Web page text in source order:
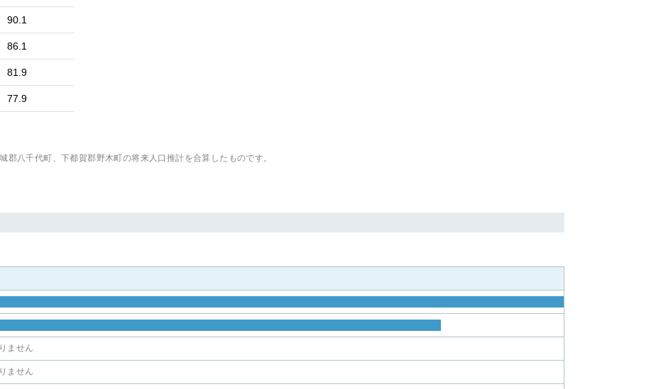
90.1
86.1
81.9
77.9
郡八千代町、下都賀郡野木町の将来人口推計を合算したものです。
ません
ません